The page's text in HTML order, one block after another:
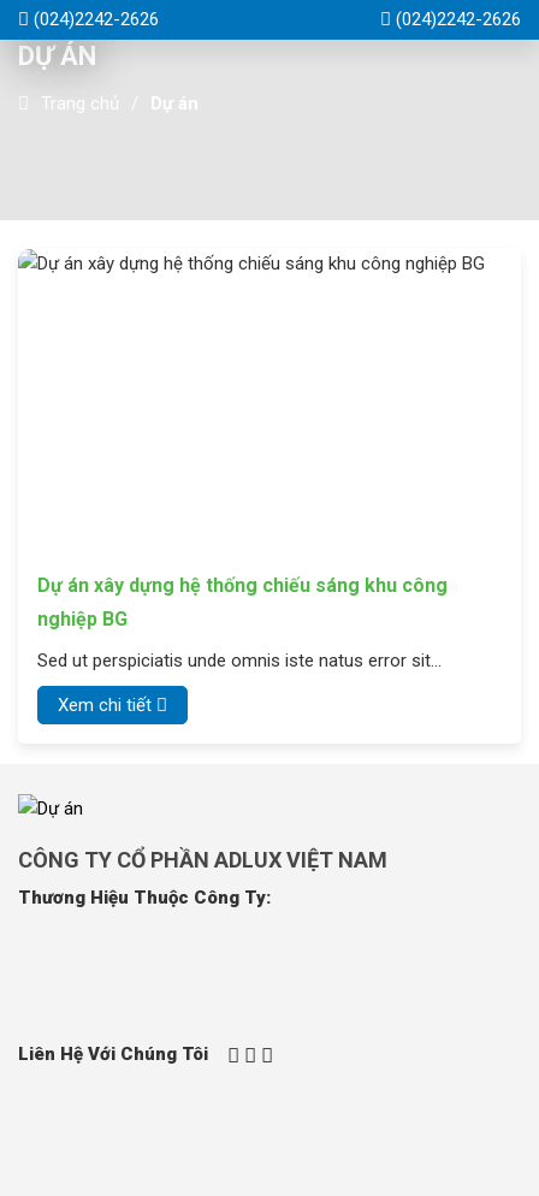
(024)2242-2626 (024)2242-2626
DỰ ÁN
Trang chủ Dự án
Dự án xây dựng hệ thống chiếu sáng khu công
nghiệp BG
Sed ut perspiciatis unde omnis iste natus error sit
voluptatem accusantium doloremque laudantium, totam
rem aperiam
Xem chi tiết
CÔNG TY CỔ PHẦN ADLUX VIỆT NAM
Thương Hiệu Thuộc Công Ty:
Liên Hệ Với Chúng Tôi